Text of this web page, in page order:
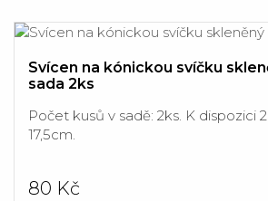
Svícen na kónickou svíčku
sada 2ks
Počet kusů v sadě: 2ks. K dispozici
17,5cm.
80 Kč